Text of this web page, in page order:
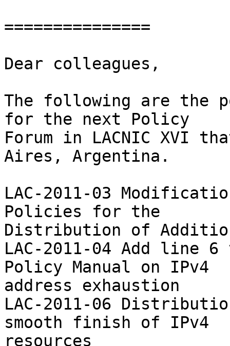
===============
Dear colleagues,
The following are the
for the next Policy
Forum in LACNIC XVI
Aires, Argentina.
LAC-2011-03
Policies for the
Distribution of
LAC-2011-04 Add line
Policy Manual on IPv4
address exhaustion
LAC-2011-06
smooth finish of IPv4
resources